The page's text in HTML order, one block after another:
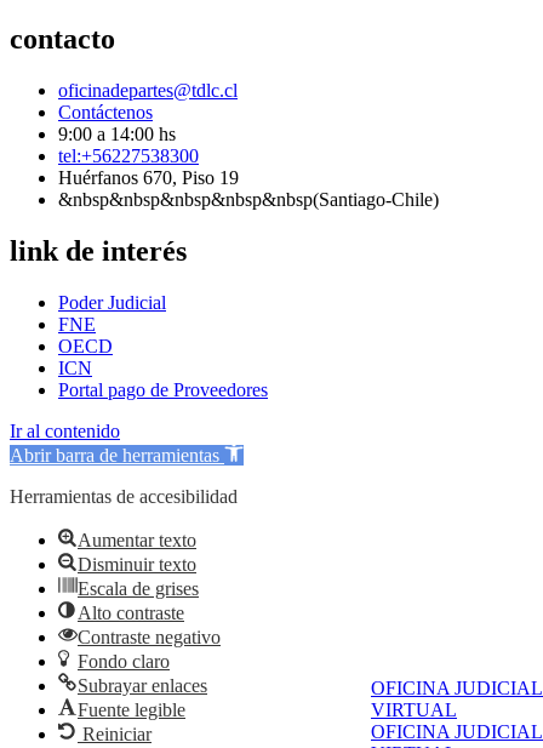
OFICINA JUDICIAL
VIRTUAL
OFICINA JUDICIAL
contacto
oficinadepartes@tdlc.cl
Contáctenos
9:00 a 14:00 hs
tel:+56227538300
Huérfanos 670, Piso 19
&nbsp&nbsp&nbsp&nbsp&nbsp(Santiago-Chile)
link de interés
Poder Judicial
FNE
OECD
ICN
Portal pago de Proveedores
Ir al contenido
Abrir barra de herramientas
Herramientas de accesibilidad
Aumentar texto
Disminuir texto
Escala de grises
Alto contraste
Contraste negativo
Fondo claro
Subrayar enlaces
Fuente legible
Reiniciar